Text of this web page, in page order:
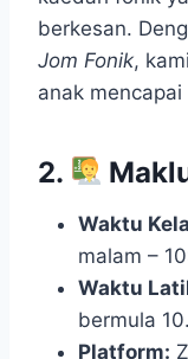
berkesan.
Jom Fonik,
anak
2.
Waktu
malam –
Waktu
bermula
Platform: